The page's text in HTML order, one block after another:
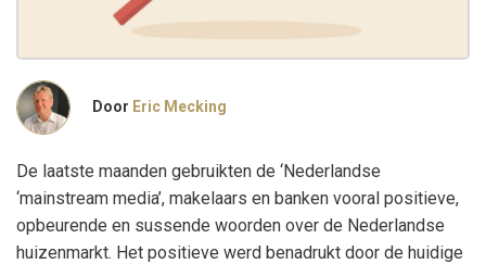
Door Eric Mecking
De laatste maanden gebruikten de ‘Nederlandse
‘mainstream media’, makelaars en banken vooral positieve,
opbeurende en sussende woorden over de Nederlandse
huizenmarkt. Het positieve werd benadrukt door de huidige